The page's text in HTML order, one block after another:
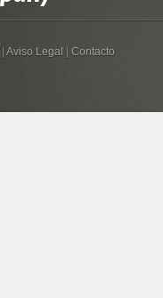
Aviso Legal Contacto